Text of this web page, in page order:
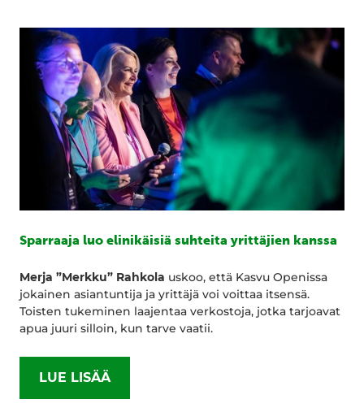
Sparraaja luo elinikäisiä suhteita yrittäjien kanssa
Merja ”Merkku” Rahkola uskoo, että Kasvu Openissa
jokainen asiantuntija ja yrittäjä voi voittaa itsensä.
Toisten tukeminen laajentaa verkostoja, jotka tarjoavat
apua juuri silloin, kun tarve vaatii.
LUE LISÄÄ